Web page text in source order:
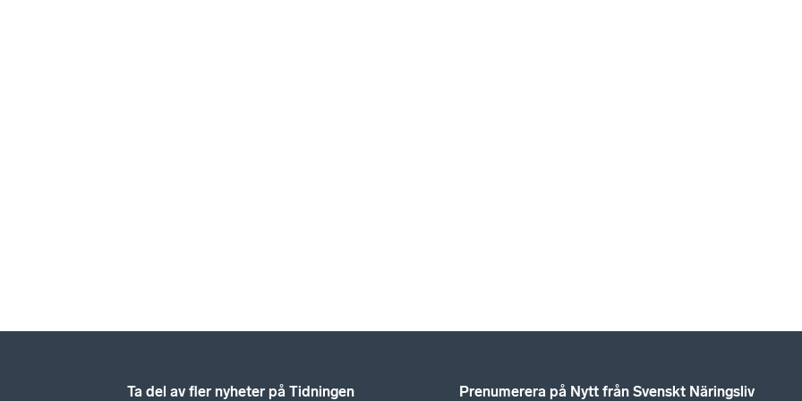
Ta del av fler nyheter på Tidningen Prenumerera på Nytt från Svenskt Näringsliv